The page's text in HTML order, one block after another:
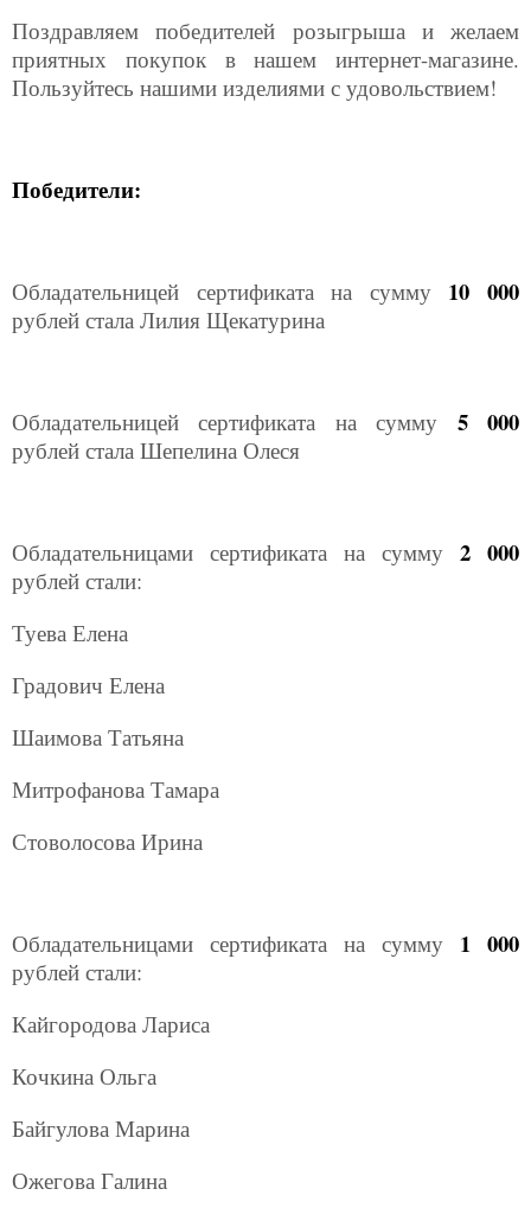
Поздравляем победителей розыгрыша и желаем
приятных покупок в нашем интернет-магазине.
Пользуйтесь нашими изделиями с удовольствием!
Победители:
Обладательницей сертификата на сумму 10 000
рублей стала Лилия Щекатурина
Обладательницей сертификата на сумму 5 000
рублей стала Шепелина Олеся
Обладательницами сертификата на сумму 2 000
рублей стали:
Туева Елена
Градович Елена
Шаимова Татьяна
Митрофанова Тамара
Стоволосова Ирина
Обладательницами сертификата на сумму 1 000
рублей стали:
Кайгородова Лариса
Кочкина Ольга
Байгулова Марина
Ожегова Галина